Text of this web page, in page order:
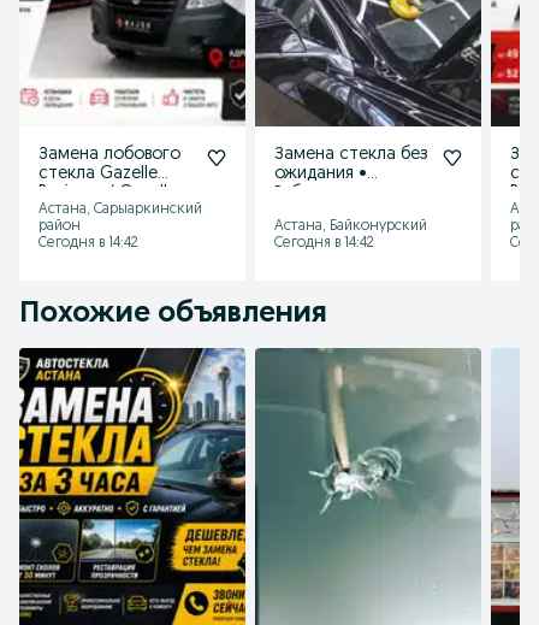
Замена лобового
стекла Gazelle
Next
Астана, Сарыаркинский
район
Сегодня в 14:42
Замена стекла без
ожидания •
Астана, Байконурский
Сегодня в 14:42
Похожие объявления